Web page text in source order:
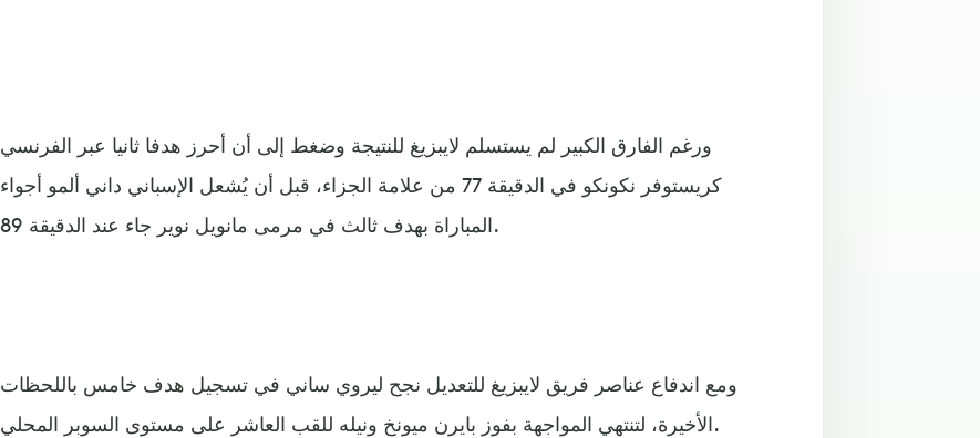
ورغم الفارق الكبير لم يستسلم لايبزيغ للنتيجة وضغط إلى أن أحرز هدفا ثانيا عبر الفرنسي
كريستوفر نكونكو في الدقيقة 77 من علامة الجزاء، قبل أن يُشعل الإسباني داني ألمو أجواء
المباراة بهدف ثالث في مرمى مانويل نوير جاء عند الدقيقة 89.
ومع اندفاع عناصر فريق لايبزيغ للتعديل نجح ليروي ساني في تسجيل هدف خامس باللحظات
الأخيرة، لتنتهي المواجهة بفوز بايرن ميونخ ونيله للقب العاشر على مستوى السوبر المحلي.